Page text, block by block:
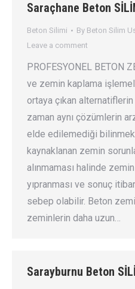
Saraçhane Beton
Beton Silimi By Beton Silim
Leave a comment
PROFESYONEL BETON
ve zemin kaplama
ortaya çıkan
zaman aynı çözümlerin
elde edilemediği
kaynaklanan zemin
alınmaması halinde
yıpranması ve sonuç
sebep olabilir. Beton
zeminlerin daha uzun…
Sarayburnu Beton